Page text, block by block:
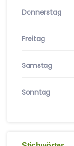
Donnerstag
Freitag
Samstag
Sonntag